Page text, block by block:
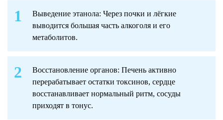
Выведение этанола: Через почки и лёгкие
выводится большая часть алкоголя и его
метаболитов.
Восстановление органов: Печень активно
перерабатывает остатки токсинов, сердце
восстанавливает нормальный ритм, сосуды
приходят в тонус.